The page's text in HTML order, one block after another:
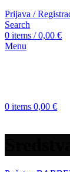
Prijava /
Search
0 items / 0,00 €
Menu
0 items 0,00 €